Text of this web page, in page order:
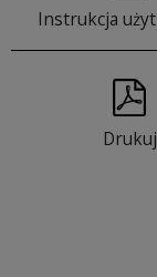
Instrukcja
Drukuj